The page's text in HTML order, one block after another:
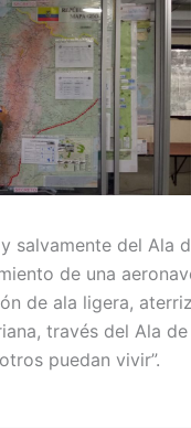
salvamente del Ala
de una
de ala ligera,
través del Ala
puedan vivir”.